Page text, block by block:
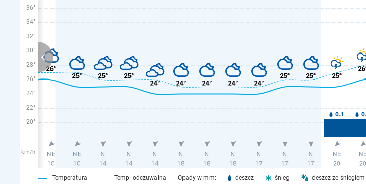
36°
34°
32°
30°
28°
26°
24°
22°
20°
km/h
Temperatura Temp. odczuwalna Opady w mm: deszcz śnieg deszcz ze śniegiem